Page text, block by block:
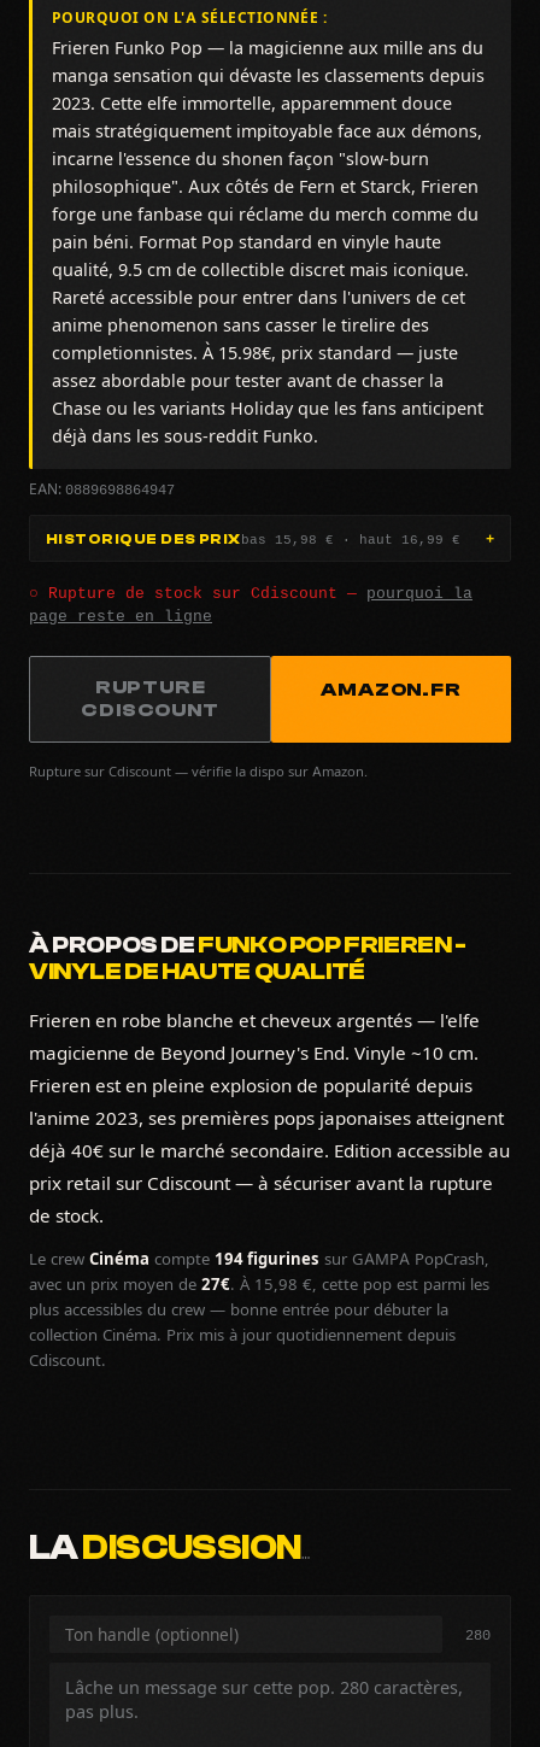
POURQUOI ON L'A SÉLECTIONNÉE :
Frieren Funko Pop — la magicienne aux mille ans du
manga sensation qui dévaste les classements depuis
2023. Cette elfe immortelle, apparemment douce
mais stratégiquement impitoyable face aux démons,
incarne l'essence du shonen façon "slow-burn
philosophique". Aux côtés de Fern et Starck, Frieren
forge une fanbase qui réclame du merch comme du
pain béni. Format Pop standard en vinyle haute
qualité, 9.5 cm de collectible discret mais iconique.
Rareté accessible pour entrer dans l'univers de cet
anime phenomenon sans casser le tirelire des
completionnistes. À 15.98€, prix standard — juste
assez abordable pour tester avant de chasser la
Chase ou les variants Holiday que les fans anticipent
déjà dans les sous-reddit Funko.
EAN: 0889698864947
HISTORIQUE DES PRIXbas 15,98 € · haut 16,99 €
○ Rupture de stock sur Cdiscount — pourquoi la
page reste en ligne
RUPTURE
CDISCOUNT
AMAZON.FR
Rupture sur Cdiscount — vérifie la dispo sur Amazon.
À PROPOS DEFUNKO POP FRIEREN -
VINYLE DE HAUTE QUALITÉ
Frieren en robe blanche et cheveux argentés — l'elfe
magicienne de Beyond Journey's End. Vinyle ~10 cm.
Frieren est en pleine explosion de popularité depuis
l'anime 2023, ses premières pops japonaises atteignent
déjà 40€ sur le marché secondaire. Edition accessible au
prix retail sur Cdiscount — à sécuriser avant la rupture
de stock.
Le crew Cinéma compte 194 figurines sur GAMPA PopCrash,
avec un prix moyen de 27€. À 15,98 €, cette pop est parmi les
plus accessibles du crew — bonne entrée pour débuter la
collection Cinéma. Prix mis à jour quotidiennement depuis
Cdiscount.
LADISCUSSION…
280